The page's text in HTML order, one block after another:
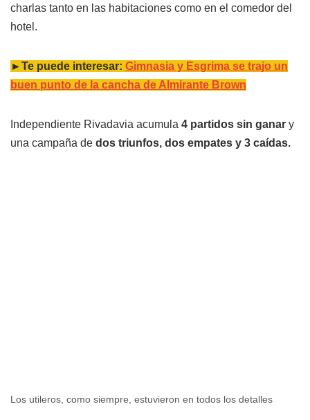
charlas tanto en las habitaciones como en el comedor del
hotel.
►Te puede interesar: Gimnasia y Esgrima se trajo un
buen punto de la cancha de Almirante Brown
Independiente Rivadavia acumula 4 partidos sin ganar y
una campaña de dos triunfos, dos empates y 3 caídas.
Los utileros, como siempre, estuvieron en todos los detalles